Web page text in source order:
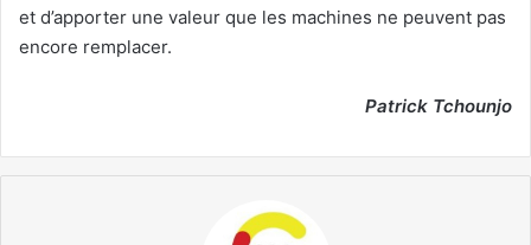
et d’apporter une valeur que les machines ne peuvent pas
encore remplacer.
Patrick Tchounjo